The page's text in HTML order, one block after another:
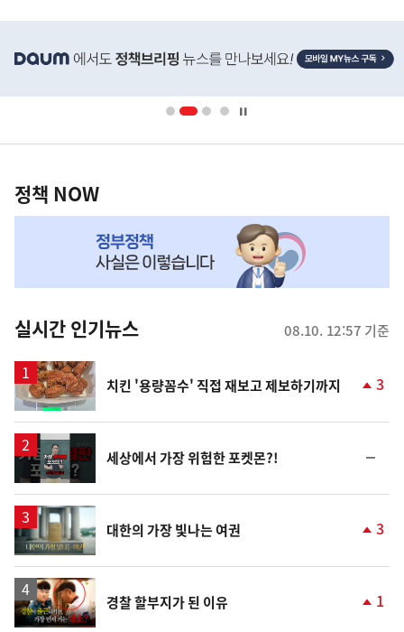
단
영
책
NOW,
뉴
스
정책 NOW
실시간 인기뉴스 08.10. 12:57 기준
치킨 '용량꼼수' 직접 재보고 제보하기까지
상
3
영
세상에서 가장 위험한 포켓몬?!
일
영
상
대한의 가장 빛나는 여권
상
3
영
상
경찰 할부지가 된 이유 1